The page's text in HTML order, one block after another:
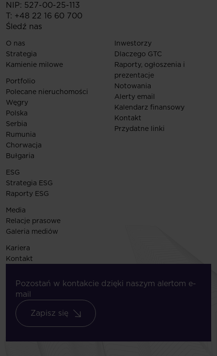
NIP: 527-00-25-113
T: +48 22 16 60 700
Śledź nas
O nas
Strategia
Kamienie milowe
Portfolio
Polecane nieruchomości
Węgry
Polska
Serbia
Rumunia
Chorwacja
Bułgaria
Inwestorzy
Dlaczego GTC
Raporty, ogłoszenia i
prezentacje
Notowania
Alerty email
Kalendarz finansowy
Kontakt
Przydatne linki
ESG
Strategia ESG
Raporty ESG
Media
Relacje prasowe
Galeria mediów
Kariera
Kontakt
Pozostań w kontakcie dzięki naszym alertom e-
mail
Zapisz się